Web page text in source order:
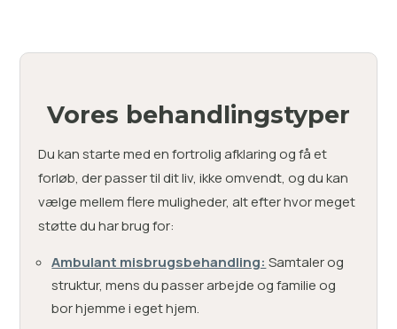
Vores behandlingstyper
Du kan starte med en fortrolig afklaring og få et
forløb, der passer til dit liv, ikke omvendt, og du kan
vælge mellem flere muligheder, alt efter hvor meget
støtte du har brug for:
Ambulant misbrugsbehandling: Samtaler og
struktur, mens du passer arbejde og familie og
bor hjemme i eget hjem.